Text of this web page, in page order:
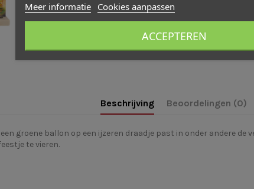
Beschrijving Beoordelingen (0)
groene ballon op een ijzeren draadje past in onder andere
te vieren.
Meer informatie Cookies aanpassen
ACCEPTEREN